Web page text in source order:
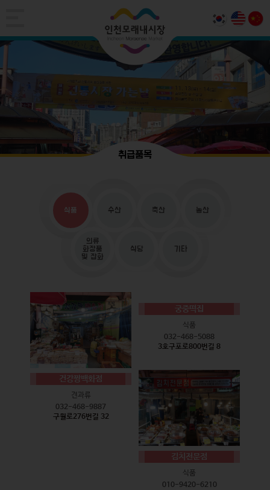
취급품목
식품 수산 축산 농산
의류
화장품
및 잡화
식당 기타
건강짱백화점
견과류
032-468-9887
구월로276번길 32
궁중떡집
식품
032-468-5088
3호구포로800번길 8
김치전문점
식품
010-9420-6210